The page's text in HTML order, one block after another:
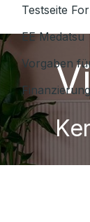
Testseite
EE Medatsu
Vorgaben